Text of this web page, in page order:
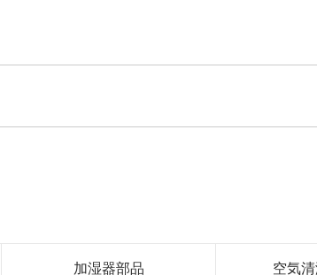
加湿器部品 空気